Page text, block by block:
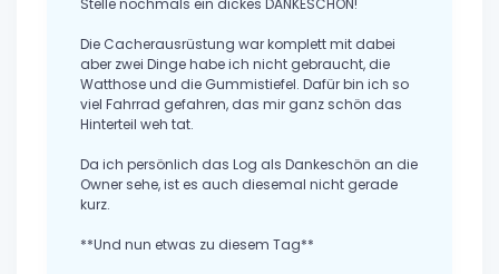
Stelle nochmals ein dickes DANKESCHÖN!
Die Cacherausrüstung war komplett mit dabei
aber zwei Dinge habe ich nicht gebraucht, die
Watthose und die Gummistiefel. Dafür bin ich so
viel Fahrrad gefahren, das mir ganz schön das
Hinterteil weh tat.
Da ich persönlich das Log als Dankeschön an die
Owner sehe, ist es auch diesemal nicht gerade
kurz.
**Und nun etwas zu diesem Tag**